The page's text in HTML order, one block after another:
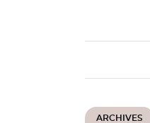
ARCHIVES